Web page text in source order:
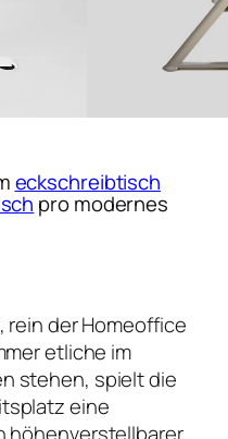
eckschreibtisch
pro modernes
der Homeoffice
etliche im
stehen, spielt die
eine
höhenverstellbarer